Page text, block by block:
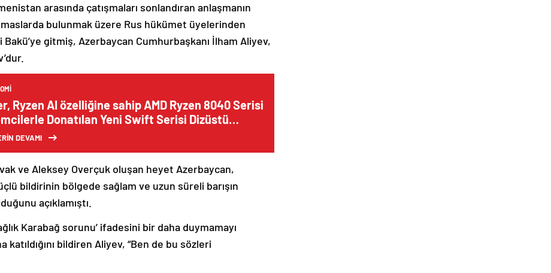
arasında çatışmaları sonlandıran anlaşmanın
bulunmak üzere Rus hükümet üyelerinden
gitmiş, Azerbaycan Cumhurbaşkanı İlham Aliyev,
Ryzen AI özelliğine sahip AMD Ryzen 8040 Serisi
Donatılan Yeni Swift Serisi Dizüstü
Satışa Sundu
DEVAMI
ve Aleksey Overçuk oluşan heyet Azerbaycan,
bildirinin bölgede sağlam ve uzun süreli barışın
açıklamıştı.
Karabağ sorunu’ ifadesini bir daha duymamayı
katıldığını bildiren Aliyev, “Ben de bu sözleri